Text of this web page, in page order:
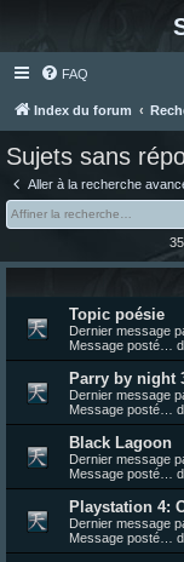
FAQ
Index du forum
Sujets sans
Aller à la recherche
Topic poésie
Dernier message
Message posté…
Parry by night
Dernier message
Message posté…
Black Lagoon
Dernier message
Message posté…
Playstation 4:
Dernier message
Message posté…